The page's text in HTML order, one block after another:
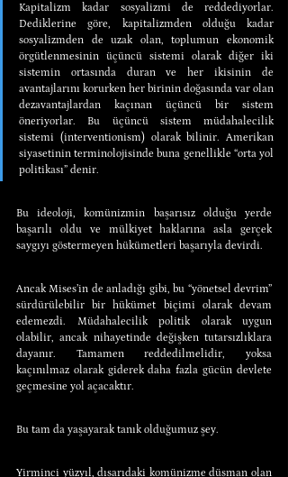
Kapitalizm kadar sosyalizmi de reddediyorlar.
Dediklerine göre, kapitalizmden olduğu kadar
sosyalizmden de uzak olan, toplumun ekonomik
örgütlenmesinin üçüncü sistemi olarak diğer iki
sistemin ortasında duran ve her ikisinin de
avantajlarını korurken her birinin doğasında var olan
dezavantajlardan kaçınan üçüncü bir sistem
öneriyorlar. Bu üçüncü sistem müdahalecilik
sistemi (interventionism) olarak bilinir. Amerikan
siyasetinin terminolojisinde buna genellikle “orta yol
politikası” denir.
Bu ideoloji, komünizmin başarısız olduğu yerde
başarılı oldu ve mülkiyet haklarına asla gerçek
saygıyı göstermeyen hükümetleri başarıyla devirdi.
Ancak Mises’in de anladığı gibi, bu “yönetsel devrim”
sürdürülebilir bir hükümet biçimi olarak devam
edemezdi. Müdahalecilik politik olarak uygun
olabilir, ancak nihayetinde değişken tutarsızlıklara
dayanır. Tamamen reddedilmelidir, yoksa
kaçınılmaz olarak giderek daha fazla gücün devlete
geçmesine yol açacaktır.
Bu tam da yaşayarak tanık olduğumuz şey.
Yirminci yüzyıl, dışarıdaki komünizme düşman olan